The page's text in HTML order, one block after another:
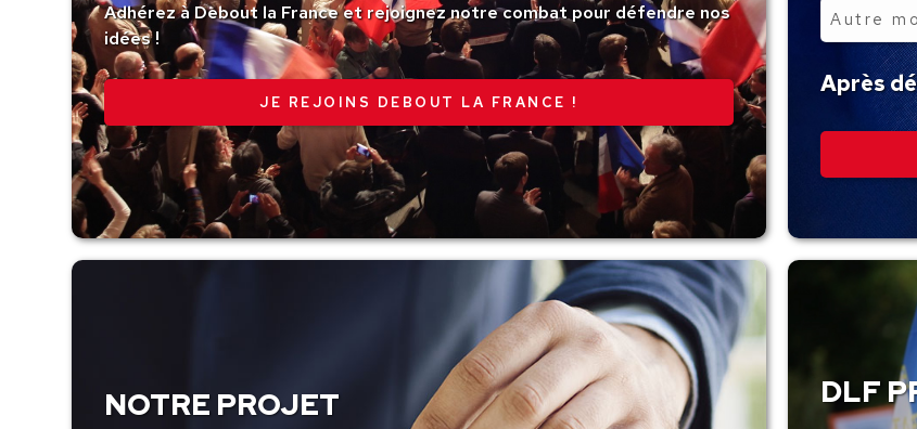
Adhérez à Debout la France et rejoignez notre combat pour défendre nos
idées !
JE REJOINS DEBOUT LA FRANCE !
Autre
montant
Après
NOTRE PROJET DLF